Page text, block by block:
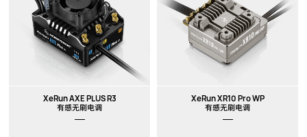
XeRun AXE PLUS R3
有感无刷电调
XeRun XR10 Pro WP
有感无刷电调